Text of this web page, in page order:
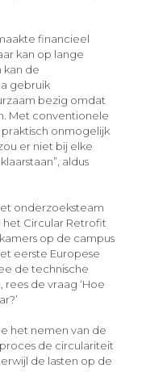
financieel
kan op lange
kan de
gebruik
bezig omdat
Met conventionele
onmogelijk
er niet bij elke
aldus
onderzoeksteam
het Circular Retrofit
op de campus
eerste Europese
de technische
de vraag ‘Hoe
het nemen van de
de circulariteit
de lasten op de